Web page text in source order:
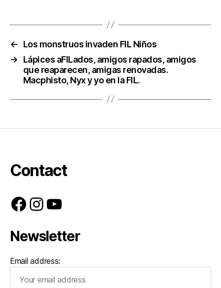
←
Los monstruos invaden FIL Niños
→
Lápices aFILados, amigos rapados, amigos
que reaparecen, amigas renovadas.
Macphisto, Nyx y yo en la FIL.
Contact
Facebook
Instagram
YouTube
Newsletter
Email address: